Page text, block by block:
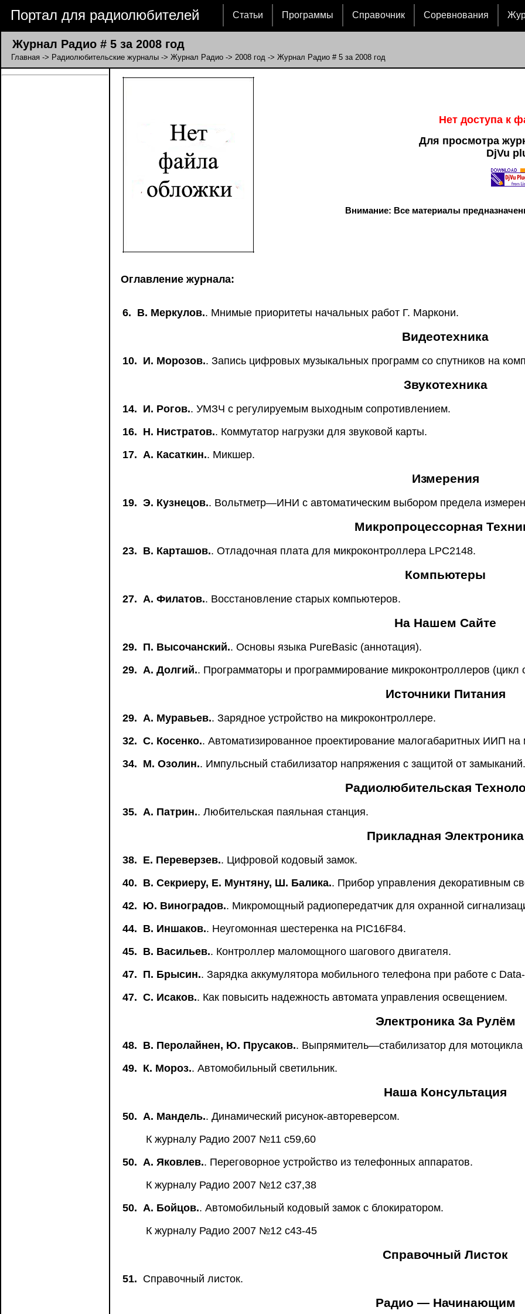
Портал для радиолюбителей Статьи Программы Справочник Соревнования
Журнал Радио # 5 за 2008 год
Главная -> Радиолюбительские журналы -> Журнал Радио -> 2008 год -> Журнал Радио # 5 за 2008 год
Нет доступа к
Для просмотра
DjVu
Внимание: Все материалы
Оглавление журнала:
6. В. Меркулов.. Мнимые приоритеты начальных работ Г. Маркони.
Видеотехника
10. И. Морозов.. Запись цифровых музыкальных программ со спутников на
Звукотехника
14. И. Рогов.. УМЗЧ с регулируемым выходным сопротивлением.
16. Н. Нистратов.. Коммутатор нагрузки для звуковой карты.
17. А. Касаткин.. Микшер.
Измерения
19. Э. Кузнецов.. Вольтметр—ИНИ с автоматическим выбором предела
Микропроцессорная
23. В. Карташов.. Отладочная плата для микроконтроллера LPC2148.
Компьютеры
27. А. Филатов.. Восстановление старых компьютеров.
На Нашем Сайте
29. П. Высочанский.. Основы языка PureBasic (аннотация).
29. А. Долгий.. Программаторы и программирование микроконтроллеров
Источники Питания
29. А. Муравьев.. Зарядное устройство на микроконтроллере.
32. С. Косенко.. Автоматизированное проектирование малогабаритных ИИП на
34. М. Озолин.. Импульсный стабилизатор напряжения с защитой от замыканий.
Радиолюбительская
35. А. Патрин.. Любительская паяльная станция.
Прикладная Электроника
38. Е. Переверзев.. Цифровой кодовый замок.
40. В. Секриеру, Е. Мунтяну, Ш. Балика.. Прибор управления декоративным
42. Ю. Виноградов.. Микромощный радиопередатчик для охранной
44. В. Иншаков.. Неугомонная шестеренка на PIC16F84.
45. В. Васильев.. Контроллер маломощного шагового двигателя.
47. П. Брысин.. Зарядка аккумулятора мобильного телефона при работе с
47. С. Исаков.. Как повысить надежность автомата управления освещением.
Электроника За Рулём
48. В. Перолайнен, Ю. Прусаков.. Выпрямитель—стабилизатор для мотоцикла
49. К. Мороз.. Автомобильный светильник.
Наша Консультация
50. А. Мандель.. Динамический рисунок-автореверсом.
К журналу Радио 2007 №11 с59,60
50. А. Яковлев.. Переговорное устройство из телефонных аппаратов.
К журналу Радио 2007 №12 с37,38
50. А. Бойцов.. Автомобильный кодовый замок с блокиратором.
К журналу Радио 2007 №12 с43-45
Справочный Листок
51. Справочный листок.
Радио — Начинающим